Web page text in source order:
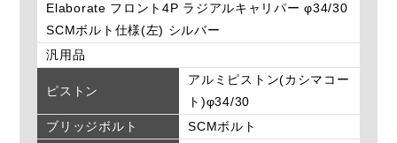
Elaborate フロント4P ラジアルキャリパー φ34/30
SCMボルト仕様(左) シルバー
汎用品
ピストン
アルミピストン(カシマコー
ト)φ34/30
ブリッジボルト
SCMボルト